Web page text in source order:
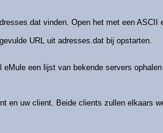
vinden. Open het met een ASCII
URL uit adresses.dat bij opstarten.
een lijst van bekende servers
en uw client. Beide clients zullen elkaars